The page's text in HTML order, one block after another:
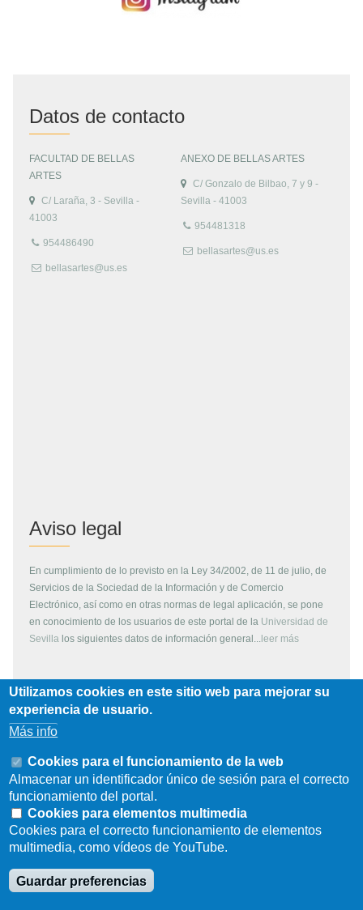
Datos de contacto
FACULTAD DE BELLAS
ARTES
C/ Laraña, 3 - Sevilla -
41003
954486490
bellasartes@us.es
ANEXO DE BELLAS ARTES
C/ Gonzalo de Bilbao, 7 y 9 -
Sevilla - 41003
954481318
bellasartes@us.es
Aviso legal
En cumplimiento de lo previsto en la Ley 34/2002, de 11 de julio, de
Servicios de la Sociedad de la Información y de Comercio
Electrónico, así como en otras normas de legal aplicación, se pone
en conocimiento de los usuarios de este portal de la Universidad de
Sevilla los siguientes datos de información general... leer más
Copyright
Todos los contenidos de este servidor WEB, son propiedad de la
Universidad de Sevilla, si no se indica lo contrario. Pueden ser
reproducidos libremente y para fines no lucrativos por cualquier
persona perteneciente a una institución de carácter educativo o
investigador. Otras instituciones, organismos, empresas, etc. deben
solicitar el permiso escrito de los propietarios del copyright.
Los escudos, logotipos, fotografías y gráficos son propiedad de la
Universidad de Sevilla. Prohibida su reproducción total o parcial por
cualquier medio sin permiso escrito del propietario.
Utilizamos cookies en este sitio web para mejorar su
experiencia de usuario.
Más info
Cookies para el funcionamiento de la web
Almacenar un identificador único de sesión para el correcto
funcionamiento del portal.
Cookies para elementos multimedia
Cookies para el correcto funcionamiento de elementos
multimedia, como vídeos de YouTube.
Guardar preferencias